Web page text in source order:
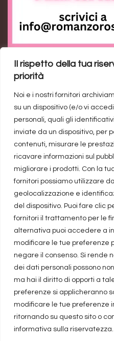
Il rispetto della tua
priorità
Noi e i nostri fornitori
su un dispositivo (e/o vi
personali, quali gli
inviate da un dispositivo, per
contenuti, misurare le
ricavare informazioni sul
migliorare i prodotti. Con la
fornitori possiamo utilizzare
geolocalizzazione e
del dispositivo. Puoi fare clic
fornitori il trattamento per le
alternativa puoi accedere a
modificare le tue preferenze
negare il consenso. Si rende
dei dati personali possono
ma hai il diritto di opporti a
preferenze si applicheranno
modificare le tue preferenze
ritornando su questo sito o
informativa sulla riservatezza.
Feed RSS
Ann the Loser: il
rivincita personale
Trend di vendite del
miliardo di dollari
Precisazione
Il blog guadagna una
sulle vendite realizzate
diventiamo ricche, ma
registrazione dominio e
grazie a chi li utilizzerà,